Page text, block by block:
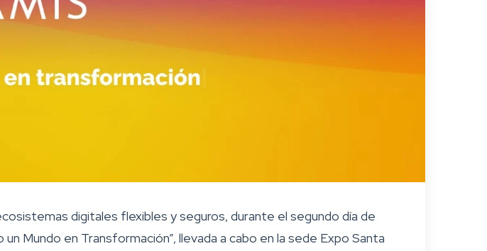
digitales flexibles y seguros, durante el segundo día de
Mundo en Transformación”, llevada a cabo en la sede Expo Santa